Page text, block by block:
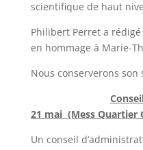
scientifique de haut
Philibert Perret a
en hommage à Marie-
Nous conserverons son
21 mai (Mess Quartier
Un conseil